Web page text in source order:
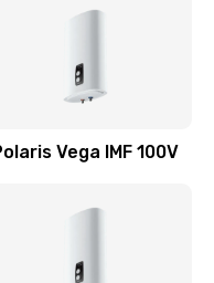
Vega IMF 100V